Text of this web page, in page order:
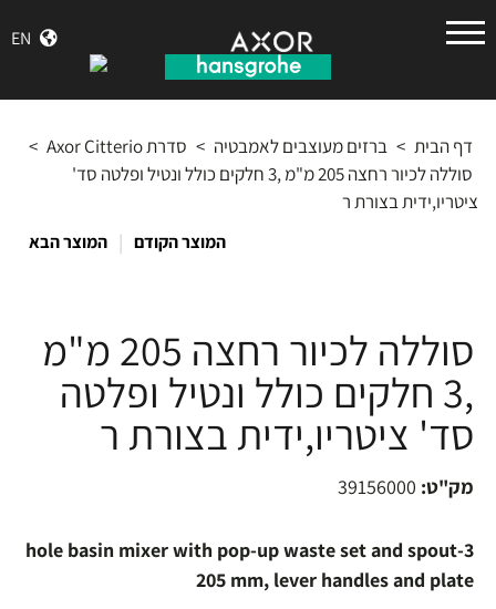
EN
גרואה
דף הבית > ברזים מעוצבים לאמבטיה > סדרת Axor Citterio
>
סוללה לכיור רחצה 205 מ"מ ,3 חלקים כולל ונטיל ופלטה סד'
ציטריו,ידית בצורת ר
המוצר הקודם | המוצר הבא
סוללה לכיור רחצה 205 מ"מ
,3 חלקים כולל ונטיל ופלטה
סד' ציטריו,ידית בצורת ר
מק"ט: 39156000
3-hole basin mixer with pop-up waste set and spout
205 mm, lever handles and plate